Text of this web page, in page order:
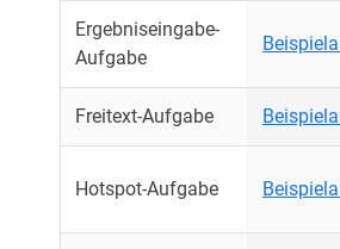
Ergebniseingabe-
Aufgabe
Freitext-Aufgabe
Hotspot-Aufgabe